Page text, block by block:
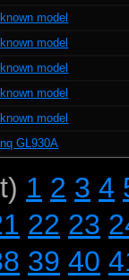
model
model
model
model
model
GL930A
1 2 3 4
22 23
39 40